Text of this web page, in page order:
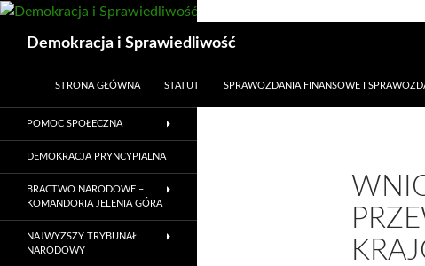
Przejdź
treści
Demokracja i Sprawiedliwość
STRONA GŁÓWNA STATUT SPRAWOZDANIA FINANSOWE I
POMOC SPOŁECZNA
DEMOKRACJA PRYNCYPIALNA
BRACTWO NARODOWE –
KOMANDORIA JELENIA GÓRA
NAJWYŻSZY TRYBUNAŁ
NARODOWY